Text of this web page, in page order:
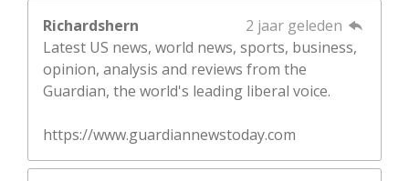
Richardshern
2 jaar geleden
Latest US news, world news, sports, business,
opinion, analysis and reviews from the
Guardian, the world's leading liberal voice.
https://www.guardiannewstoday.com